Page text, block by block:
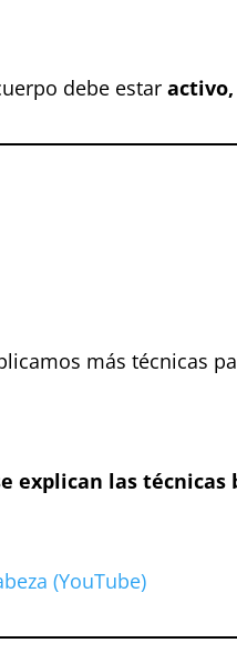
debe estar
más técnicas
explican las
(YouTube)